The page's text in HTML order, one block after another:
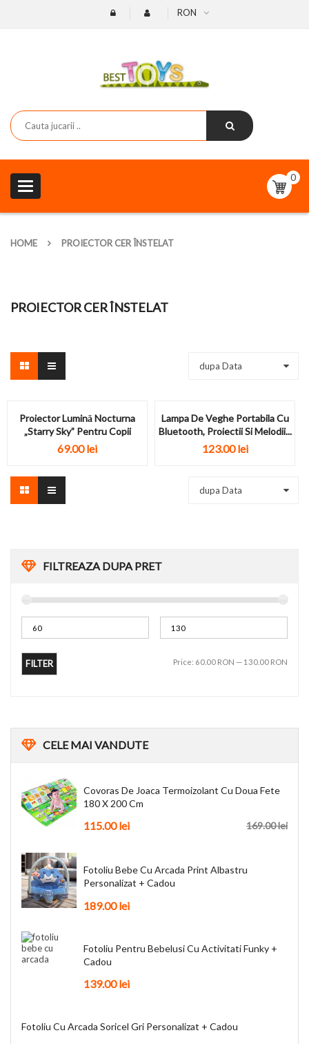
RON
Toggle
navigation
0
HOME PROIECTOR CER ÎNSTELAT
FILTREAZA DUPA PRET
FILTER Price: 60.00 RON — 130.00 RON
CELEMAI VANDUTE
Covoras De Joaca Termoizolant Cu Doua Fete
180 X 200 Cm
169.00 lei
115.00 lei
Fotoliu Bebe Cu Arcada Print Albastru
Personalizat + Cadou
189.00 lei
Fotoliu Pentru Bebelusi Cu Activitati Funky +
Cadou
139.00 lei
Fotoliu Cu Arcada Soricel Gri Personalizat + Cadou
PROIECTOR CER ÎNSTELAT
dupa Data
Proiector Lumină Nocturna
„Starry Sky” Pentru Copii
69.00 lei
Lampa De Veghe Portabila Cu
Bluetooth, Proiectii Si Melodii...
123.00 lei
dupa Data